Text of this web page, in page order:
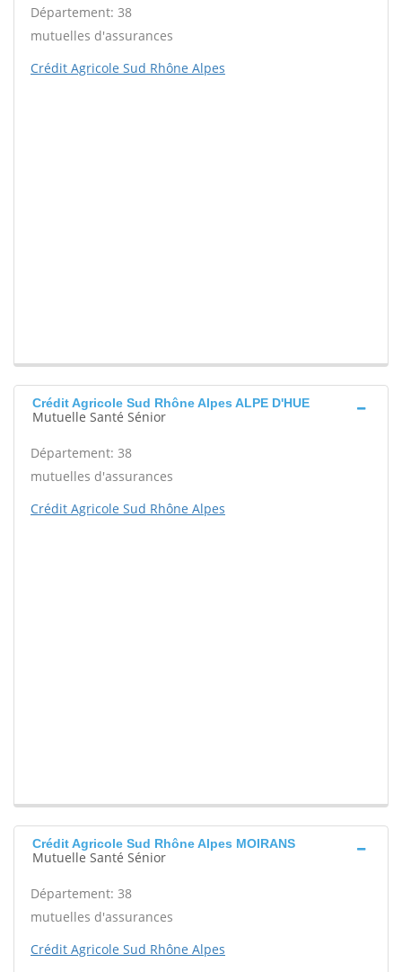
Département: 38
mutuelles d'assurances
Crédit Agricole Sud Rhône Alpes
Crédit Agricole Sud Rhône Alpes ALPE D'HUE
Mutuelle Santé Sénior
Département: 38
mutuelles d'assurances
Crédit Agricole Sud Rhône Alpes
Crédit Agricole Sud Rhône Alpes MOIRANS
Mutuelle Santé Sénior
Département: 38
mutuelles d'assurances
Crédit Agricole Sud Rhône Alpes